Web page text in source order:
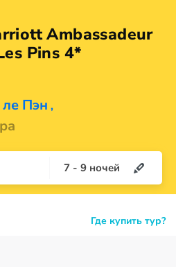
Ambassadeur
Pins 4*
Пэн ,
7 - 9 ночей
Где купить тур?